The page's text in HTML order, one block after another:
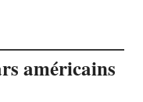
américains